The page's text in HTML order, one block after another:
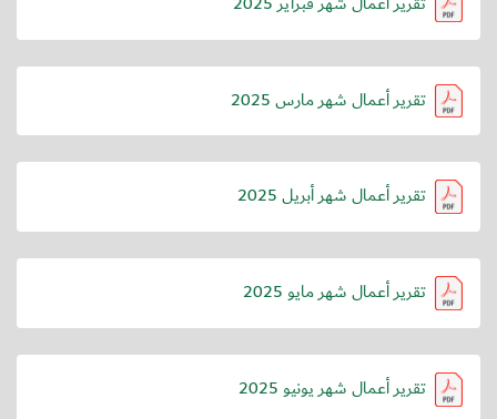
تقرير أعمال شهر مارس 2025
تقرير أعمال شهر أبريل 2025
تقرير أعمال شهر مايو 2025
تقرير أعمال شهر يونيو 2025